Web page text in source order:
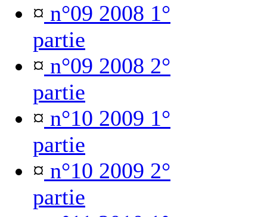
¤ n°09 2008 1°
partie
¤ n°09 2008 2°
partie
¤ n°10 2009 1°
partie
¤ n°10 2009 2°
partie